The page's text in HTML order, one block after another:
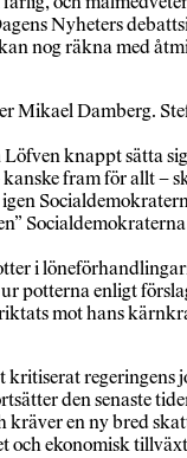
Nyheters
nog räkna med
Mikael Damberg.
knappt sätta
fram för allt –
i
potterna enligt
mot hans
regeringens
den senaste
en ny bred
och ekonomisk